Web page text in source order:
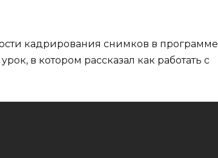
кадрирования снимков в программе
в котором рассказал как работать с